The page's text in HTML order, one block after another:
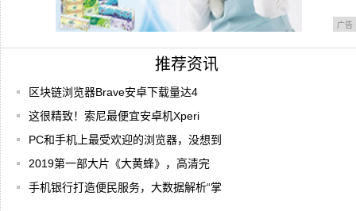
广告
推荐资讯
区块链浏览器Brave安卓下载量达4
这很精致！索尼最便宜安卓机Xperi
PC和手机上最受欢迎的浏览器，没想到
2019第一部大片《大黄蜂》，高清完
手机银行打造便民服务，大数据解析“掌